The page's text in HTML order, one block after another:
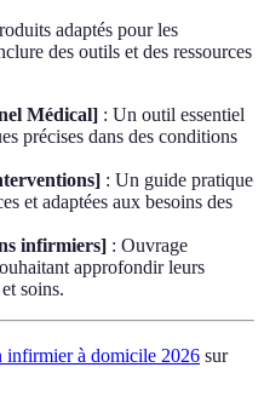
adaptés pour les
des outils et des ressources
Médical] : Un outil essentiel
précises dans des conditions
: Un guide pratique
et adaptées aux besoins des
infirmiers] : Ouvrage
approfondir leurs
soins.
infirmier à domicile 2026 sur